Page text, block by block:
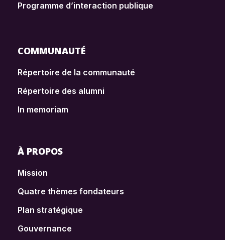
Programme d’interaction publique
COMMUNAUTÉ
Répertoire de la communauté
Répertoire des alumni
In memoriam
À PROPOS
Mission
Quatre thèmes fondateurs
Plan stratégique
Gouvernance